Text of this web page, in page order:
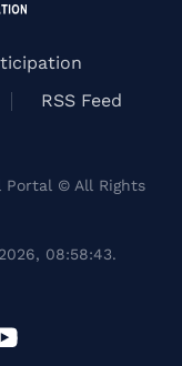
RSS Feed
© All Rights
08:58:43.